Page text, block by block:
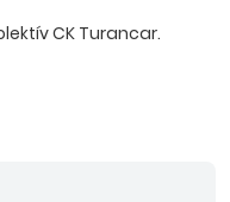
CK Turancar.